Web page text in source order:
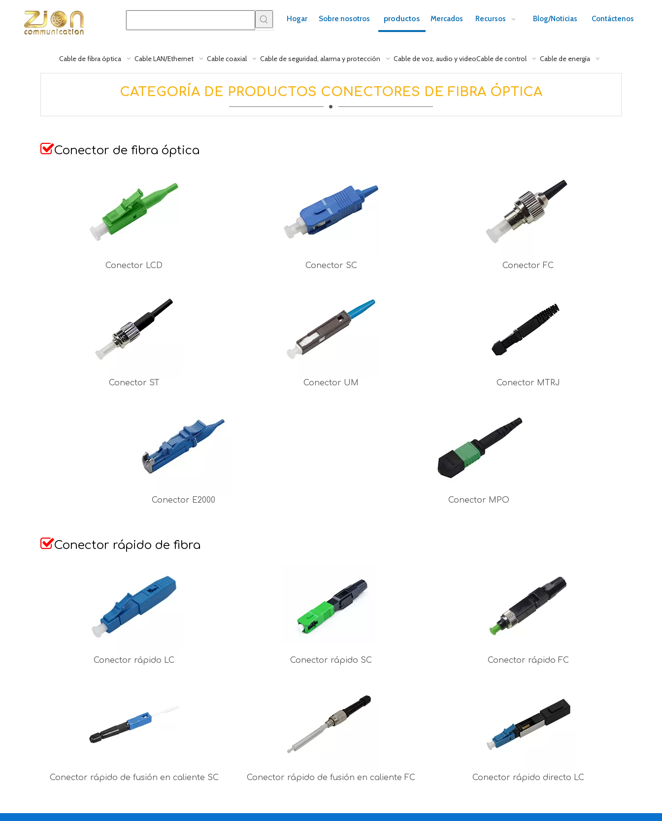
Hogar Sobre nosotros productos Mercados Recursos Blog/Noticias Contáctenos
Cable de fibra óptica Cable LAN/Ethernet Cable coaxial Cable de seguridad, alarma y protección Cable de voz, audio y videoCable de control Cable de energía
CATEGORÍA DE PRODUCTOS CONECTORES DE FIBRA ÓPTICA
Conector de fibra óptica
Conector LCD Conector SC Conector FC
Conector ST Conector UM Conector MTRJ
Conector E2000 Conector MPO
Conector rápido de fibra
Conector rápido LC Conector rápido SC Conector rápido FC
Conector rápido de fusión en caliente SC Conector rápido de fusión en caliente FC Conector rápido directo LC